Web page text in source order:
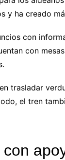
y ha creado
con
con
trasladar
el tren